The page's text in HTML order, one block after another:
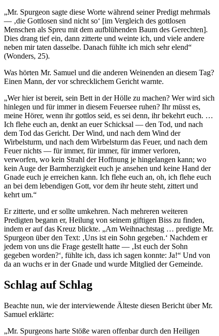
„Mr. Spurgeon sagte diese Worte während seiner Predigt mehrmals
— ‚die Gottlosen sind nicht so‘ [im Vergleich des gottlosen
Menschen als Spreu mit dem aufblühenden Baum des Gerechten].
Dies drang tief ein, dann zitterte und weinte ich, und viele andere
neben mir taten dasselbe. Danach fühlte ich mich sehr elend“
(Wonders, 25).
Was hörten Mr. Samuel und die anderen Weinenden an diesem Tag?
Einen Mann, der vor schrecklichem Gericht warnte.
„Wer hier ist bereit, sein Bett in der Hölle zu machen? Wer wird sich
hinlegen und für immer in diesem Feuersee ruhen? Ihr müsst es,
meine Hörer, wenn ihr gottlos seid, es sei denn, ihr bekehrt euch. …
Ich flehe euch an, denkt an euer Schicksal — den Tod, und nach
dem Tod das Gericht. Der Wind, und nach dem Wind der
Wirbelsturm, und nach dem Wirbelsturm das Feuer, und nach dem
Feuer nichts — für immer, für immer, für immer verloren,
verworfen, wo kein Strahl der Hoffnung je hingelangen kann; wo
kein Auge der Barmherzigkeit euch je ansehen und keine Hand der
Gnade euch je erreichen kann. Ich flehe euch an, oh, ich flehe euch
an bei dem lebendigen Gott, vor dem ihr heute steht, zittert und
kehrt um.“
Er zitterte, und er sollte umkehren. Nach mehreren weiteren
Predigten begann er, Heilung von seinem giftigen Biss zu finden,
indem er auf das Kreuz blickte. „Am Weihnachtstag … predigte Mr.
Spurgeon über den Text: ‚Uns ist ein Sohn gegeben.‘ Nachdem er
jedem von uns die Frage gestellt hatte — ‚Ist euch der Sohn
gegeben worden?‘, fühlte ich, dass ich sagen konnte: Ja!“ Und von
da an wuchs er in der Gnade und wurde Mitglied der Gemeinde.
Schlag auf Schlag
Beachte nun, wie der interviewende Älteste diesen Bericht über Mr.
Samuel erklärte:
„Mr. Spurgeons harte Stöße waren offenbar durch den Heiligen